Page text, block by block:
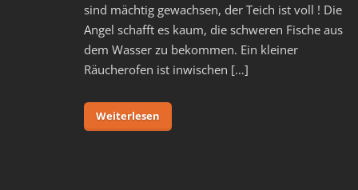
sind mächtig gewachsen, der Teich ist voll ! Die
Angel schafft es kaum, die schweren Fische aus
dem Wasser zu bekommen. Ein kleiner
Räucherofen ist inwischen […]
Weiterlesen